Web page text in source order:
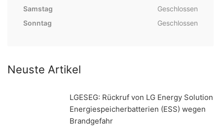
Samstag
Geschlossen
Sonntag
Geschlossen
Neuste Artikel
LGESEG: Rückruf von LG Energy Solution
Energiespeicherbatterien (ESS) wegen
Brandgefahr